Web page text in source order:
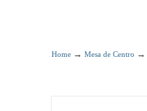
Home → Mesa de Centro →